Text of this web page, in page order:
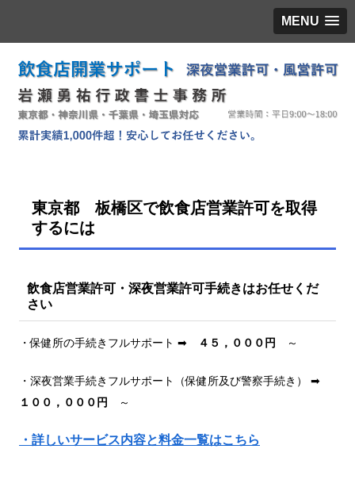
MENU
東京都 板橋区で飲食店営業許可を取得
するには
飲食店営業許可・深夜営業許可手続きはお任せくだ
さい
・保健所の手続きフルサポート ➡ ４５，０００円 ～
・深夜営業手続きフルサポート（保健所及び警察手続き） ➡
１００，０００円
～
・詳しいサービス内容と料金一覧はこちら